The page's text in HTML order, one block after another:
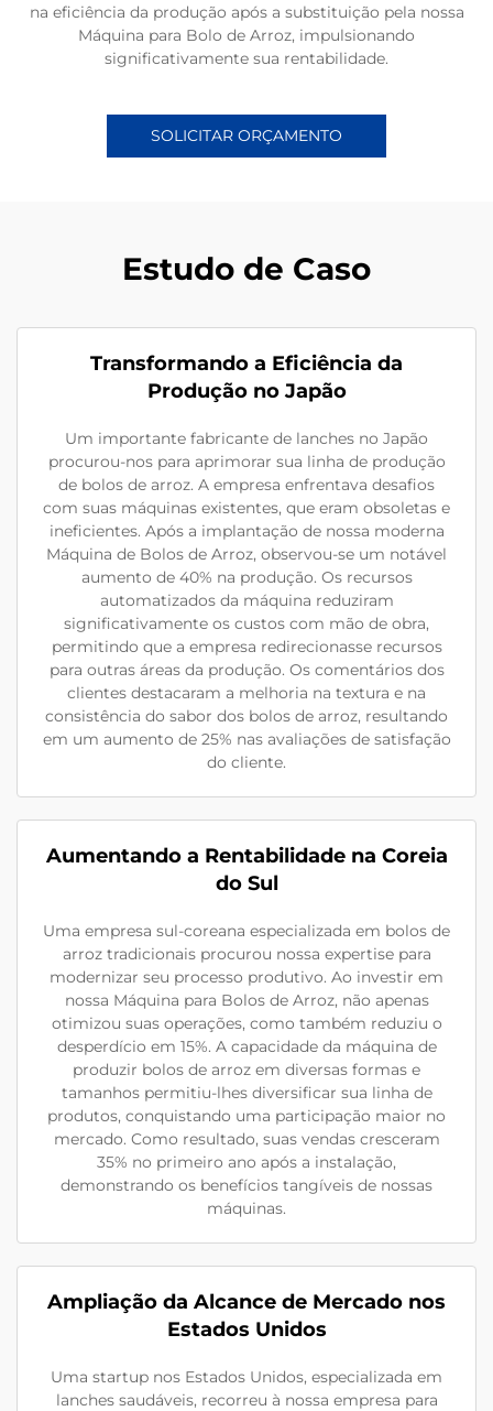
na eficiência da produção após a substituição pela nossa
Máquina para Bolo de Arroz, impulsionando
significativamente sua rentabilidade.
SOLICITAR ORÇAMENTO
Estudo de Caso
Transformando a Eficiência da
Produção no Japão
Um importante fabricante de lanches no Japão
procurou-nos para aprimorar sua linha de produção
de bolos de arroz. A empresa enfrentava desafios
com suas máquinas existentes, que eram obsoletas e
ineficientes. Após a implantação de nossa moderna
Máquina de Bolos de Arroz, observou-se um notável
aumento de 40% na produção. Os recursos
automatizados da máquina reduziram
significativamente os custos com mão de obra,
permitindo que a empresa redirecionasse recursos
para outras áreas da produção. Os comentários dos
clientes destacaram a melhoria na textura e na
consistência do sabor dos bolos de arroz, resultando
em um aumento de 25% nas avaliações de satisfação
do cliente.
Aumentando a Rentabilidade na Coreia
do Sul
Uma empresa sul-coreana especializada em bolos de
arroz tradicionais procurou nossa expertise para
modernizar seu processo produtivo. Ao investir em
nossa Máquina para Bolos de Arroz, não apenas
otimizou suas operações, como também reduziu o
desperdício em 15%. A capacidade da máquina de
produzir bolos de arroz em diversas formas e
tamanhos permitiu-lhes diversificar sua linha de
produtos, conquistando uma participação maior no
mercado. Como resultado, suas vendas cresceram
35% no primeiro ano após a instalação,
demonstrando os benefícios tangíveis de nossas
máquinas.
Ampliação da Alcance de Mercado nos
Estados Unidos
Uma startup nos Estados Unidos, especializada em
lanches saudáveis, recorreu à nossa empresa para